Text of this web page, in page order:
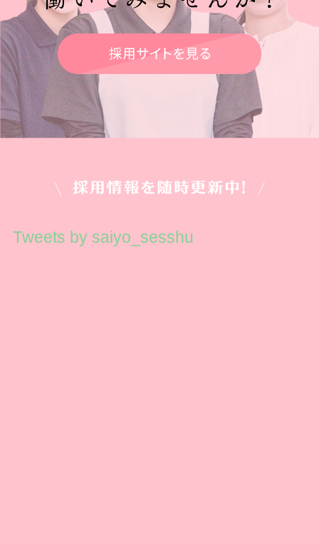
Tweets by saiyo_sesshu